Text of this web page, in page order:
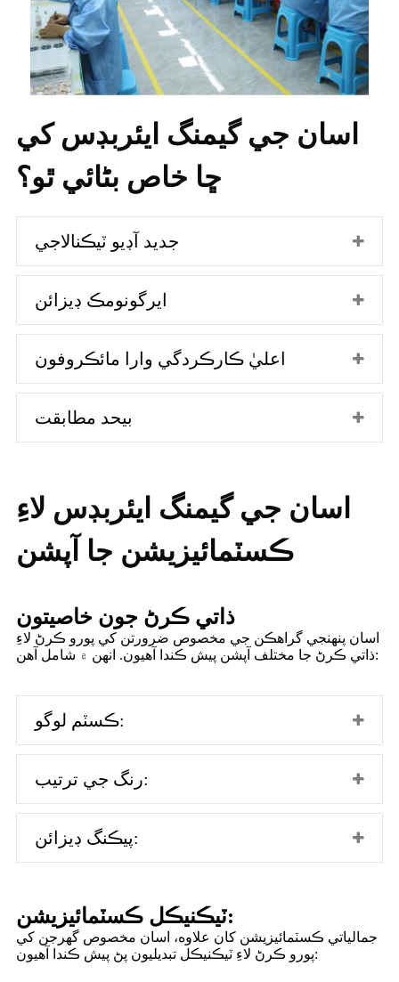
اسان جي گيمنگ ايئربڊس کي
ڇا خاص بڻائي ٿو؟
جديد آڊيو ٽيڪنالاجي
ايرگونومڪ ڊيزائن
اعليٰ ڪارڪردگي وارا مائڪروفون
بيحد مطابقت
اسان جي گيمنگ ايئربڊس لاءِ
ڪسٽمائيزيشن جا آپشن
ذاتي ڪرڻ جون خاصيتون
اسان پنهنجي گراهڪن جي مخصوص ضرورتن کي پورو ڪرڻ لاءِ
ذاتي ڪرڻ جا مختلف آپشن پيش ڪندا آهيون. انهن ۾ شامل آهن:
ڪسٽم لوگو:
رنگ جي ترتيب:
پيڪنگ ڊيزائن:
ٽيڪنيڪل ڪسٽمائيزيشن:
جمالياتي ڪسٽمائيزيشن کان علاوه، اسان مخصوص گهرجن کي
پورو ڪرڻ لاءِ ٽيڪنيڪل تبديليون پڻ پيش ڪندا آهيون: